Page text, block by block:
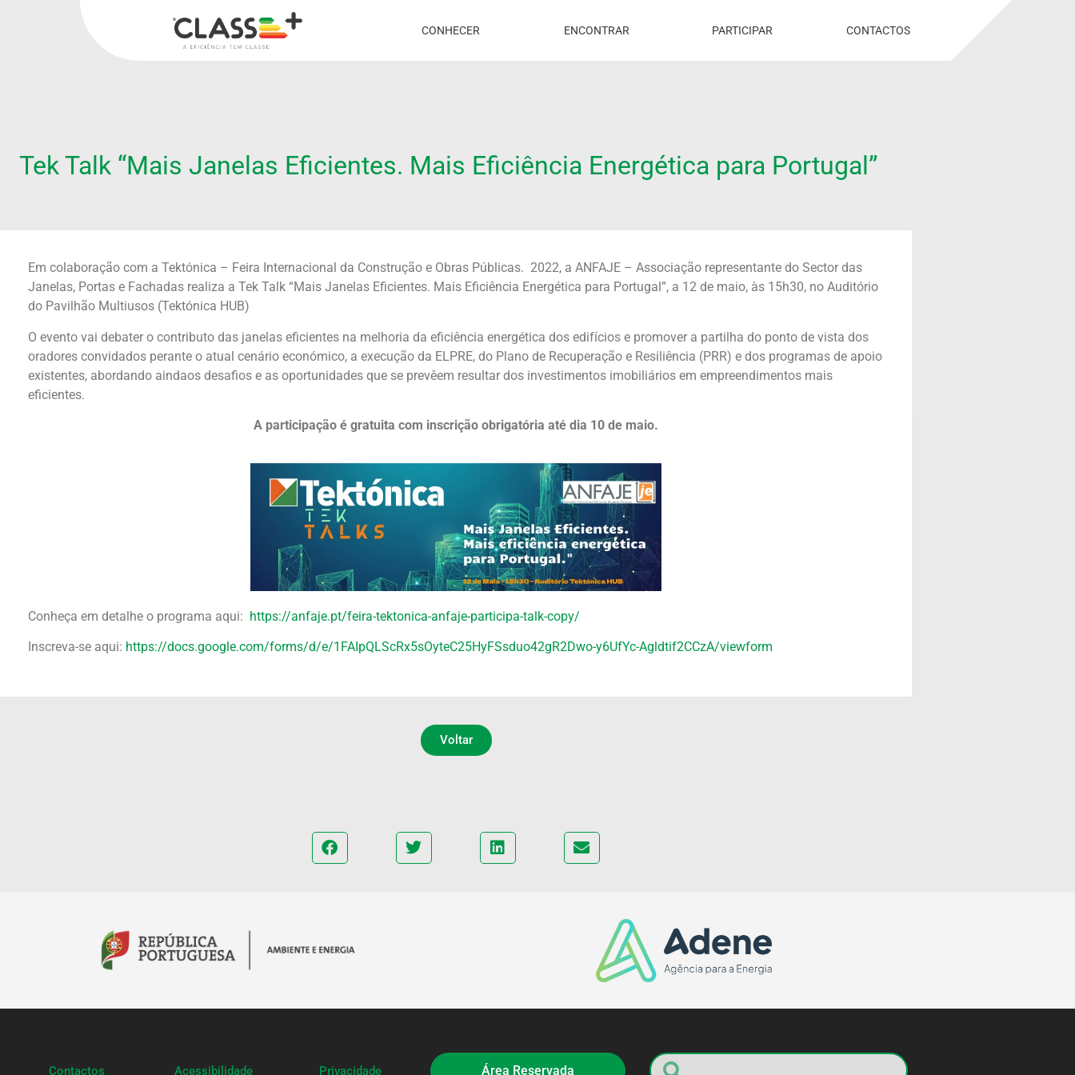
CONHECER ENCONTRAR PARTICIPAR CONTACTOS
Tek Talk “Mais Janelas Eficientes. Mais Eficiência Energética para Portugal”
Em colaboração com a Tektónica – Feira Internacional da Construção e Obras Públicas. 2022, a ANFAJE – Associação representante do Sector das
Janelas, Portas e Fachadas realiza a Tek Talk “Mais Janelas Eficientes. Mais Eficiência Energética para Portugal”, a 12 de maio, às 15h30, no Auditório
do Pavilhão Multiusos (Tektónica HUB)
O evento vai debater o contributo das janelas eficientes na melhoria da eficiência energética dos edifícios e promover a partilha do ponto de vista dos
oradores convidados perante o atual cenário económico, a execução da ELPRE, do Plano de Recuperação e Resiliência (PRR) e dos programas de apoio
existentes, abordando aindaos desafios e as oportunidades que se prevêem resultar dos investimentos imobiliários em empreendimentos mais
eficientes.
A participação é gratuita com inscrição obrigatória até dia 10 de maio.
Conheça em detalhe o programa aqui: https://anfaje.pt/feira-tektonica-anfaje-participa-talk-copy/
Inscreva-se aqui: https://docs.google.com/forms/d/e/1FAIpQLScRx5sOyteC25HyFSsduo42gR2Dwo-y6UfYc-Agldtif2CCzA/viewform
Voltar
Contactos Acessibilidade Privacidade Área Reservada